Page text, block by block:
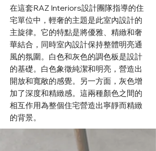
在這套RAZ Interiors設計團隊指導的住
宅單位中，輕奢的主題是此室內設計的
主旋律。它的特點是將優雅、精緻和奢
華結合，同時室內設計保持整體明亮通
風的氛圍。白色和灰色的調色板是設計
的基礎。白色象徵純潔和明亮，營造出
開放和寬敞的感覺。另一方面，灰色增
加了深度和精緻感。這兩種顏色之間的
相互作用為整個住宅營造出寧靜而精緻
的背景。